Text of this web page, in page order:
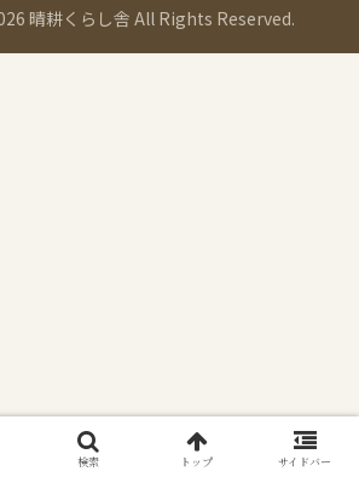
晴耕くらし舎 All Rights Reserved.
検索 トップ サイドバー